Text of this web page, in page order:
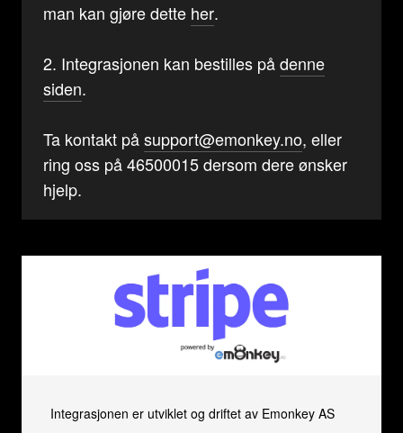
man kan gjøre dette her.
2. Integrasjonen kan bestilles pådenne
siden.
Ta kontakt påsupport@emonkey.no, eller
ring oss på 46500015 dersom dere ønsker
hjelp.
Integrasjonen er utviklet og driftet av Emonkey AS